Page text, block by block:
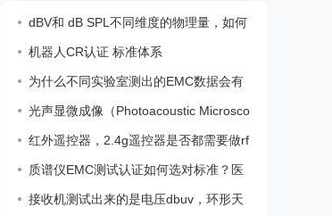
dBV和 dB SPL不同维度的物理量，如何
转化换
机器人CR认证 标准体系
为什么不同实验室测出的EMC数据会有
差异？
光声显微成像（Photoacoustic Microsco
py，
红外遥控器，2.4g遥控器是否都需要做rf
认证质谱仪EMC测试认证如何选对标准？医
疗器械
接收机测试出来的是电压dbuv，环形天